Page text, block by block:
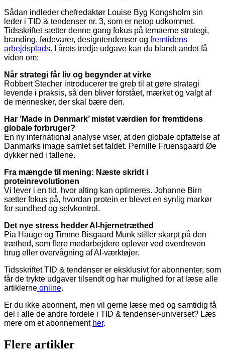
Sådan indleder chefredaktør Louise Byg Kongsholm sin
leder i TID & tendenser nr. 3, som er netop udkommet.
Tidsskriftet sætter denne gang fokus på temaerne strategi,
branding, fødevarer, designtendenser og fremtidens
arbejdsplads. I årets tredje udgave kan du blandt andet få
viden om:
Når strategi får liv og begynder at virke
Robbert Stecher introducerer tre greb til at gøre strategi
levende i praksis, så den bliver forstået, mærket og valgt af
de mennesker, der skal bære den.
Har ’Made in Denmark’ mistet værdien for fremtidens
globale forbruger?
En ny international analyse viser, at den globale opfattelse af
Danmarks image samlet set faldet. Pernille Fruensgaard Øe
dykker ned i tallene.
Fra mængde til mening: Næste skridt i
proteinrevolutionen
Vi lever i en tid, hvor alting kan optimeres. Johanne Birn
sætter fokus på, hvordan protein er blevet en synlig markør
for sundhed og selvkontrol.
Det nye stress hedder AI-hjernetræthed
Pia Hauge og Timme Bisgaard Munk stiller skarpt på den
træthed, som flere medarbejdere oplever ved overdreven
brug eller overvågning af AI-værktøjer.
Tidsskriftet TID & tendenser er eksklusivt for abonnenter, som
får de trykte udgaver tilsendt og har mulighed for at læse alle
artiklerne online.
Er du ikke abonnent, men vil gerne læse med og samtidig få
del i alle de andre fordele i TID & tendenser-universet? Læs
mere om et abonnement her.
Flere artikler